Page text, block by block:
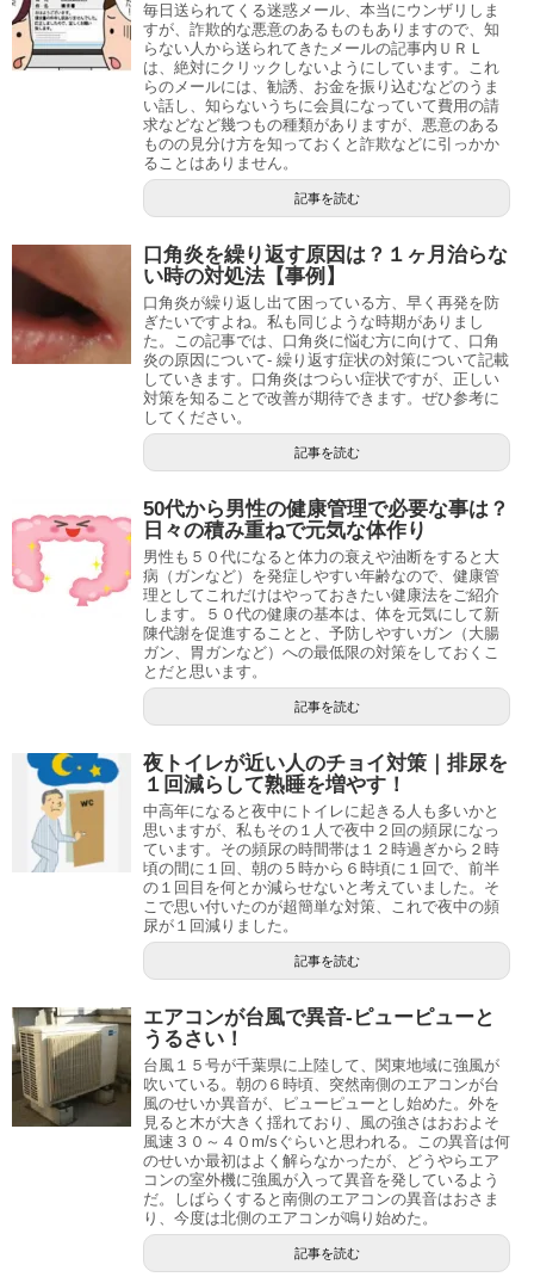
毎日送られてくる迷惑メール、本当にウンザリしま
すが、詐欺的な悪意のあるものもありますので、知
らない人から送られてきたメールの記事内ＵＲＬ
は、絶対にクリックしないようにしています。これ
らのメールには、勧誘、お金を振り込むなどのうま
い話し、知らないうちに会員になっていて費用の請
求などなど幾つもの種類がありますが、悪意のある
ものの見分け方を知っておくと詐欺などに引っかか
ることはありません。
記事を読む
口角炎を繰り返す原因は？１ヶ月治らな
い時の対処法【事例】
口角炎が繰り返し出て困っている方、早く再発を防
ぎたいですよね。私も同じような時期がありまし
た。この記事では、口角炎に悩む方に向けて、口角
炎の原因について- 繰り返す症状の対策について記載
していきます。口角炎はつらい症状ですが、正しい
対策を知ることで改善が期待できます。ぜひ参考に
してください。
記事を読む
50代から男性の健康管理で必要な事は？
日々の積み重ねで元気な体作り
男性も５０代になると体力の衰えや油断をすると大
病（ガンなど）を発症しやすい年齢なので、健康管
理としてこれだけはやっておきたい健康法をご紹介
します。５０代の健康の基本は、体を元気にして新
陳代謝を促進することと、予防しやすいガン（大腸
ガン、胃ガンなど）への最低限の対策をしておくこ
とだと思います。
記事を読む
夜トイレが近い人のチョイ対策｜排尿を
１回減らして熟睡を増やす！
中高年になると夜中にトイレに起きる人も多いかと
思いますが、私もその１人で夜中２回の頻尿になっ
ています。その頻尿の時間帯は１２時過ぎから２時
頃の間に１回、朝の５時から６時頃に１回で、前半
の１回目を何とか減らせないと考えていました。そ
こで思い付いたのが超簡単な対策、これで夜中の頻
尿が１回減りました。
記事を読む
エアコンが台風で異音-ピューピューと
うるさい！
台風１５号が千葉県に上陸して、関東地域に強風が
吹いている。朝の６時頃、突然南側のエアコンが台
風のせいか異音が、ピューピューとし始めた。外を
見ると木が大きく揺れており、風の強さはおおよそ
風速３０～４０m/sぐらいと思われる。この異音は何
のせいか最初はよく解らなかったが、どうやらエア
コンの室外機に強風が入って異音を発しているよう
だ。しばらくすると南側のエアコンの異音はおさま
り、今度は北側のエアコンが鳴り始めた。
記事を読む